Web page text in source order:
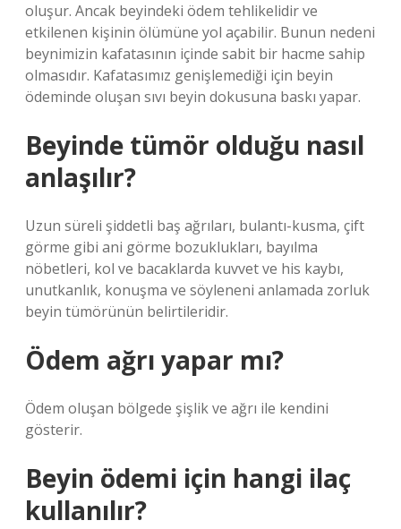
oluşur. Ancak beyindeki ödem tehlikelidir ve
etkilenen kişinin ölümüne yol açabilir. Bunun nedeni
beynimizin kafatasının içinde sabit bir hacme sahip
olmasıdır. Kafatasımız genişlemediği için beyin
ödeminde oluşan sıvı beyin dokusuna baskı yapar.
Beyinde tümör olduğu nasıl
anlaşılır?
Uzun süreli şiddetli baş ağrıları, bulantı-kusma, çift
görme gibi ani görme bozuklukları, bayılma
nöbetleri, kol ve bacaklarda kuvvet ve his kaybı,
unutkanlık, konuşma ve söyleneni anlamada zorluk
beyin tümörünün belirtileridir.
Ödem ağrı yapar mı?
Ödem oluşan bölgede şişlik ve ağrı ile kendini
gösterir.
Beyin ödemi için hangi ilaç
kullanılır?